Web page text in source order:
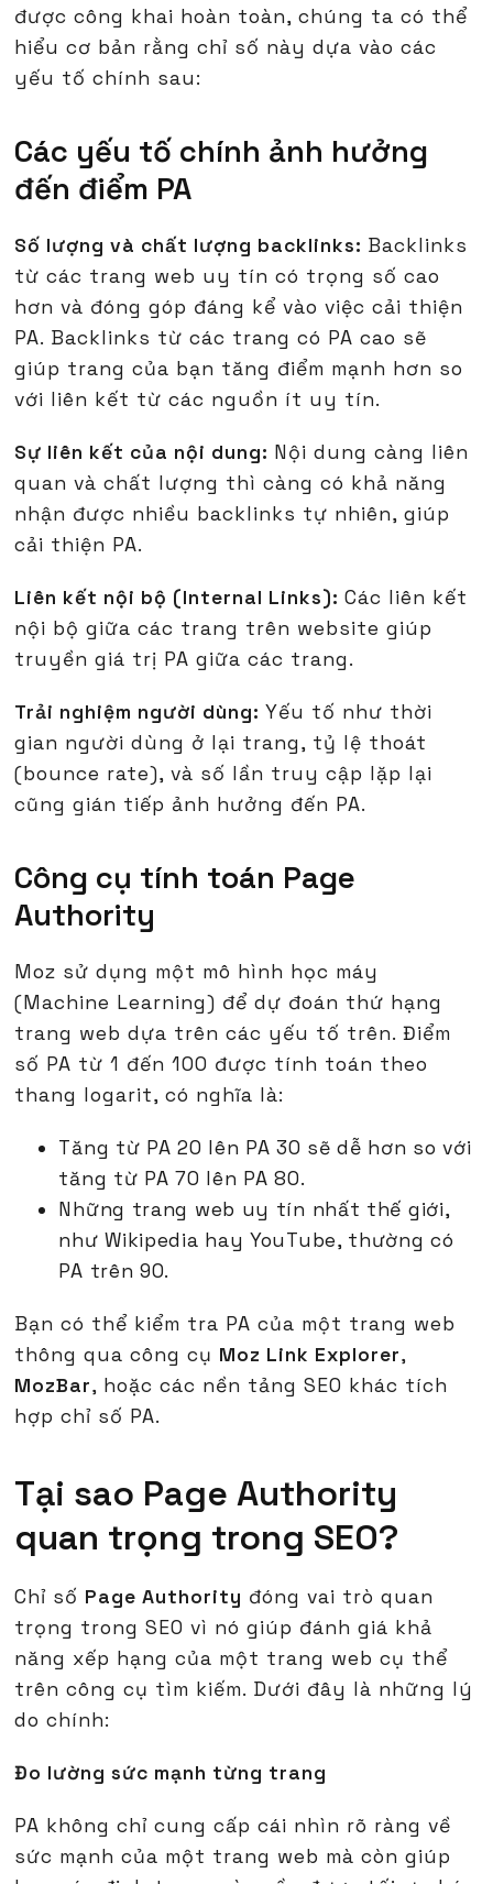
được công khai hoàn toàn, chúng ta có thể
hiểu cơ bản rằng chỉ số này dựa vào các
yếu tố chính sau:
Các yếu tố chính ảnh hưởng
đến điểm PA
Số lượng và chất lượng backlinks: Backlinks
từ các trang web uy tín có trọng số cao
hơn và đóng góp đáng kể vào việc cải thiện
PA. Backlinks từ các trang có PA cao sẽ
giúp trang của bạn tăng điểm mạnh hơn so
với liên kết từ các nguồn ít uy tín.
Sự liên kết của nội dung: Nội dung càng liên
quan và chất lượng thì càng có khả năng
nhận được nhiều backlinks tự nhiên, giúp
cải thiện PA.
Liên kết nội bộ (Internal Links):Các liên kết
nội bộ giữa các trang trên website giúp
truyền giá trị PA giữa các trang.
Trải nghiệm người dùng:Yếu tố như thời
gian người dùng ở lại trang, tỷ lệ thoát
(bounce rate), và số lần truy cập lặp lại
cũng gián tiếp ảnh hưởng đến PA.
Công cụ tính toán Page
Authority
Moz sử dụng một mô hình học máy
(Machine Learning) để dự đoán thứ hạng
trang web dựa trên các yếu tố trên. Điểm
số PA từ 1 đến 100 được tính toán theo
thang logarit, có nghĩa là:
Tăng từ PA 20 lên PA 30 sẽ dễ hơn so với
tăng từ PA 70 lên PA 80.
Những trang web uy tín nhất thế giới,
như Wikipedia hay YouTube, thường có
PA trên 90.
Bạn có thể kiểm tra PA của một trang web
thông qua công cụ Moz Link Explorer,
MozBar, hoặc các nền tảng SEO khác tích
hợp chỉ số PA.
Tại sao Page Authority
quan trọng trong SEO?
Chỉ số Page Authority đóng vai trò quan
trọng trong SEO vì nó giúp đánh giá khả
năng xếp hạng của một trang web cụ thể
trên công cụ tìm kiếm. Dưới đây là những lý
do chính:
Đo lường sức mạnh từng trang
PA không chỉ cung cấp cái nhìn rõ ràng về
sức mạnh của một trang web mà còn giúp